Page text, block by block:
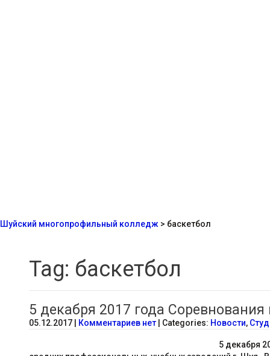
Шуйский многопрофильный колледж > баскетбол
Tag: баскетбол
5 декабря 2017 года Соревнования
05.12.2017 Комментариев нет | Categories: Новости,
5 декабря